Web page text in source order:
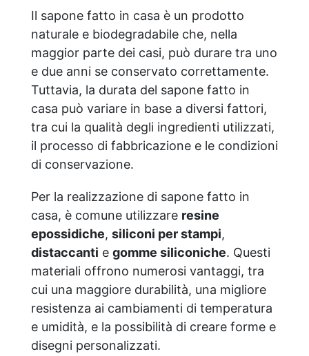
(con alta presenza di metalli). OSSIDO
DI TITANIO: è un minerale naturale usato
in cosmetica. Si presenta come una
polvere bianca, molto presente in natura
(in forme cristalline) Possiede un elevato
indice di rifrazione ed è in grado di
assorbire, riflettere e disperdere la luce
solare, per questo motivo viene
impiegato in prodotti solari. Rispetto ai
diffusissimi filtri chimici, quelli fisici sono
più sostenibili per l’ambiente.
(SACCAROSIO): contribuisce a
aumentare la trasparenza e produce una
schiuma leggera e spumeggiante.
TIOSOLFATO DI SODIO: stabilizzatore
della vaniglia. SILICE: presente nell’orzo,
nella soia, nell’avena, nella barbabietola,
nei cereali integrali, nelle radici e in erbe
come l’ortica e la borragine, viene usato
in cosmesi per aumentare la viscosità
della base del sapone. Domande e
risposte ❔❕ I vostri prodotti sono
senza glutine? Sì, tutti i nostri prodotti
Il sapone fatto in casa è un prodotto
naturale e biodegradabile che, nella
maggior parte dei casi, può durare tra uno
e due anni se conservato correttamente.
Tuttavia, la durata del sapone fatto in
casa può variare in base a diversi fattori,
tra cui la qualità degli ingredienti utilizzati,
il processo di fabbricazione e le condizioni
di conservazione.
Per la realizzazione di sapone fatto in
casa, è comune utilizzare resine
epossidiche, siliconi per stampi,
distaccanti e gomme siliconiche. Questi
materiali offrono numerosi vantaggi, tra
cui una maggiore durabilità, una migliore
resistenza ai cambiamenti di temperatura
e umidità, e la possibilità di creare forme e
disegni personalizzati.